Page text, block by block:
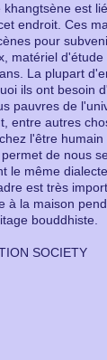
est
endroit. Ces
pour
matériel
La plupart
ils ont besoin
pauvres de
entre autres
l'être
de nous
le même
est très
à la maison
bouddhiste.
SOCIETY